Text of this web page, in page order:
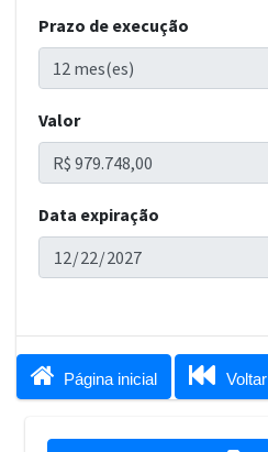
Prazo de execução
Valor
Data expiração
 Página inicial  Voltar